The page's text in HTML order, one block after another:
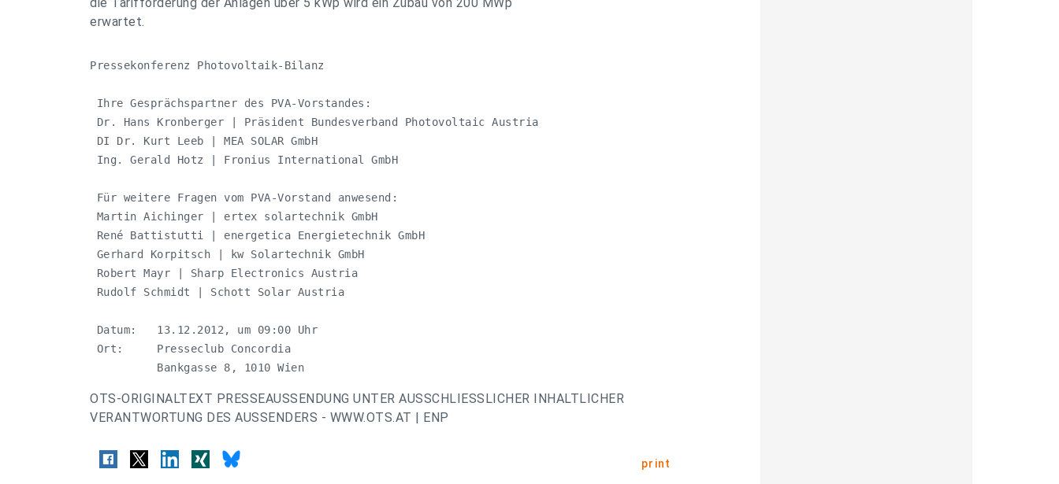
erwartet.
Pressekonferenz Photovoltaik-Bilanz
Ihre Gesprächspartner des PVA-Vorstandes:
Dr. Hans Kronberger | Präsident Bundesverband Photovoltaic Austria
DI Dr. Kurt Leeb | MEA SOLAR GmbH
Ing. Gerald Hotz | Fronius International GmbH
Für weitere Fragen vom PVA-Vorstand anwesend:
Martin Aichinger | ertex solartechnik GmbH
René Battistutti | energetica Energietechnik GmbH
Gerhard Korpitsch | kw Solartechnik GmbH
Robert Mayr | Sharp Electronics Austria
Rudolf Schmidt | Schott Solar Austria
Datum:   13.12.2012, um 09:00 Uhr
Ort:     Presseclub Concordia
          Bankgasse 8, 1010 Wien
OTS-ORIGINALTEXT PRESSEAUSSENDUNG UNTER AUSSCHLIESSLICHER INHALTLICHER
VERANTWORTUNG DES AUSSENDERS - WWW.OTS.AT | ENP
print